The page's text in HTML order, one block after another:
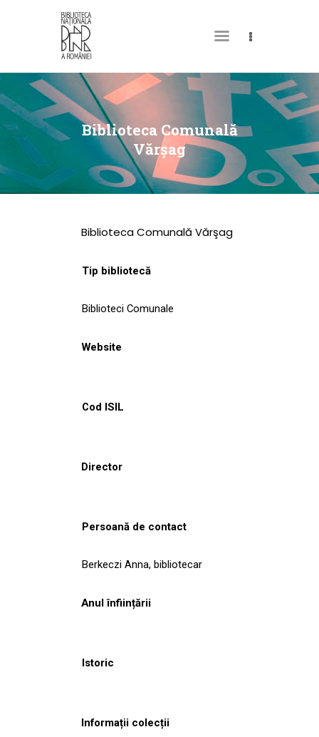
Biblioteca Comunală
Vărşag
DESPRE NOI
PERMISUL MEU DE
BIBLIOTECĂ
CATALOAGE ȘI
COLECȚII
CULTURALE
NOUTĂȚI
Biblioteca Comunală Vărşag
Tip bibliotecă
Biblioteci Comunale
Website
Cod ISIL
Director
Persoană de contact
Berkeczi Anna, bibliotecar
Anul înființării
Istoric
Informații colecții